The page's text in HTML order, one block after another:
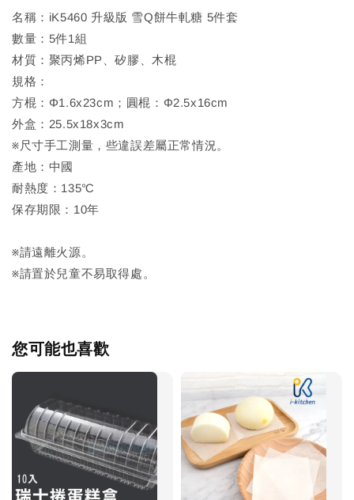
名稱：iK5460 升級版 雪Q餅牛軋糖 5件套
數量：5件1組
材質：聚丙烯PP、矽膠、木棍
規格：
方棍：Φ1.6x23cm；圓棍：Φ2.5x16cm
外盒：25.5x18x3cm
※尺寸手工測量，些違誤差屬正常情況。
產地：中國
耐熱度：135℃
保存期限：10年
※請遠離火源。
※請置於兒童不易取得處。
您可能也喜歡